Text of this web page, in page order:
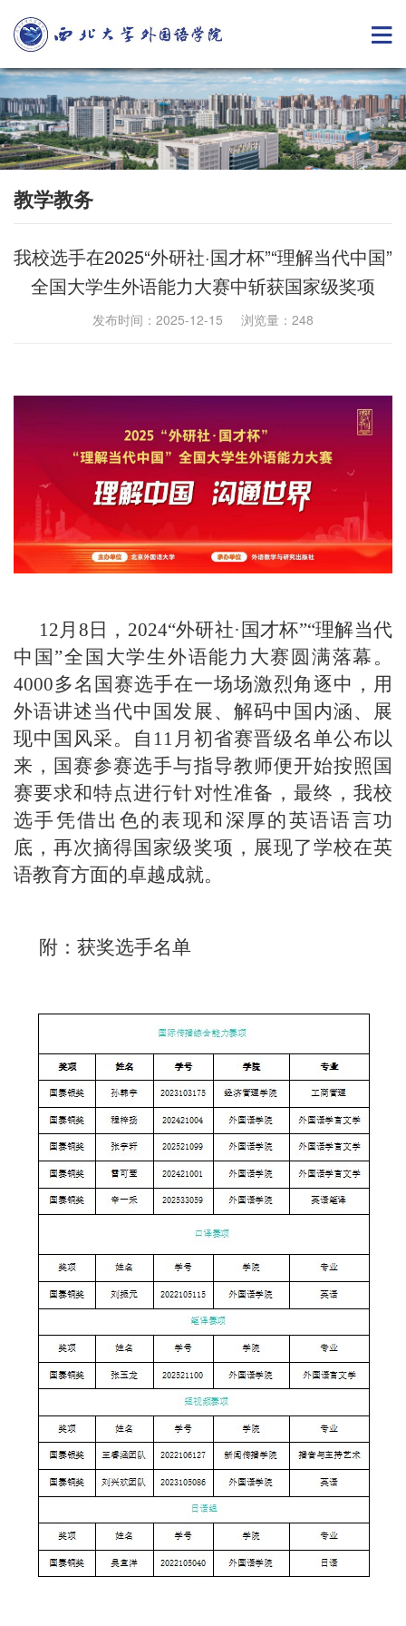
教学教务
我校选手在2025“外研社·国才杯”“理解当代中国”
全国大学生外语能力大赛中斩获国家级奖项
发布时间：2025-12-15 浏览量： 248
12月8日，2024“外研社·国才杯”“理解当代
中国”全国大学生外语能力大赛圆满落幕。
4000多名国赛选手在一场场激烈角逐中，用
外语讲述当代中国发展、解码中国内涵、展
现中国风采。自11月初省赛晋级名单公布以
来，国赛参赛选手与指导教师便开始按照国
赛要求和特点进行针对性准备，最终，我校
选手凭借出色的表现和深厚的英语语言功
底，再次摘得国家级奖项，展现了学校在英
语教育方面的卓越成就。
附：获奖选手名单